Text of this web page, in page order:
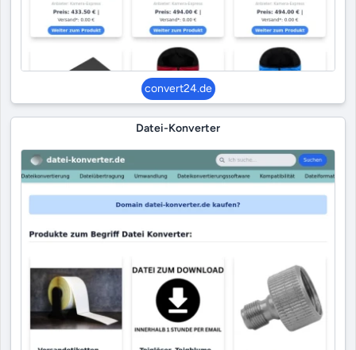
convert24.de
Datei-Konverter